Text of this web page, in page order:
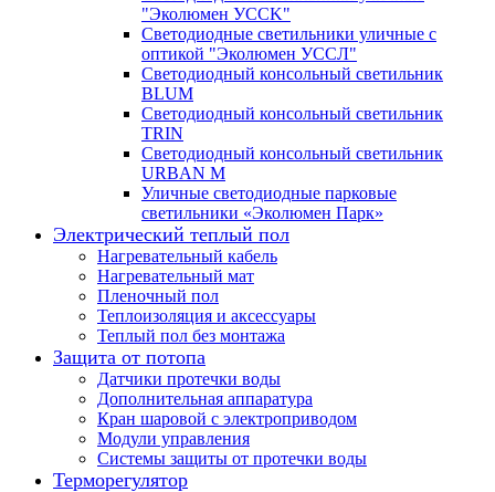
"Эколюмен УССK"
Светодиодные светильники уличные с
оптикой "Эколюмен УССЛ"
Светодиодный консольный светильник
BLUM
Светодиодный консольный светильник
TRIN
Светодиодный консольный светильник
URBAN M
Уличные светодиодные парковые
светильники «Эколюмен Парк»
Электрический теплый пол
Нагревательный кабель
Нагревательный мат
Пленочный пол
Теплоизоляция и аксессуары
Теплый пол без монтажа
Защита от потопа
Датчики протечки воды
Дополнительная аппаратура
Кран шаровой с электроприводом
Модули управления
Системы защиты от протечки воды
Терморегулятор